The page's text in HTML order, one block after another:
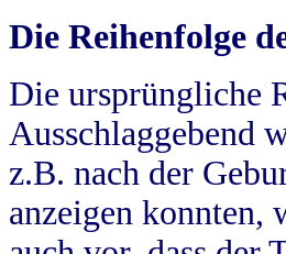
Die Reihenfolge
Die ursprüngliche
Ausschlaggebend
z.B. nach der
anzeigen konnten,